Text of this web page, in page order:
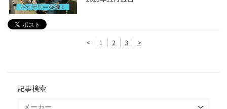
< 1 2 3 >
記事検索